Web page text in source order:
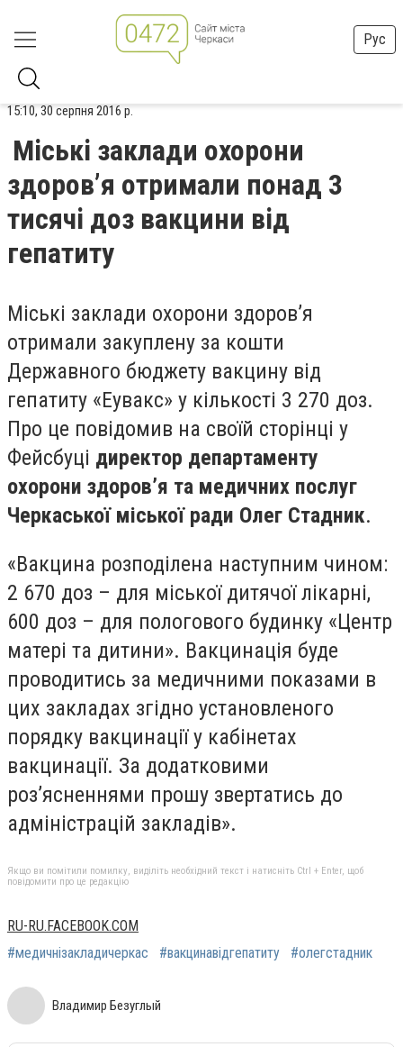
Рус
15:10, 30 серпня 2016 р.
Міські заклади охорони
здоров’я отримали понад 3
тисячі доз вакцини від
гепатиту
Міські заклади охорони здоров’я
отримали закуплену за кошти
Державного бюджету вакцину від
гепатиту «Еувакс» у кількості 3 270 доз.
Про це повідомив на своїй сторінці у
Фейсбуці директор департаменту
охорони здоров’я та медичних послуг
Черкаської міської ради Олег Стадник.
«Вакцина розподілена наступним чином:
2 670 доз – для міської дитячої лікарні,
600 доз – для пологового будинку «Центр
матері та дитини». Вакцинація буде
проводитись за медичними показами в
цих закладах згідно установленого
порядку вакцинації у кабінетах
вакцинації. За додатковими
роз’ясненнями прошу звертатись до
адміністрацій закладів».
Якщо ви помітили помилку, виділіть необхідний текст і натисніть Ctrl + Enter, щоб
повідомити про це редакцію
RU-RU.FACEBOOK.COM
#медичнізакладичеркас
#вакцинавідгепатиту #олегстадник
Владимир Безуглый